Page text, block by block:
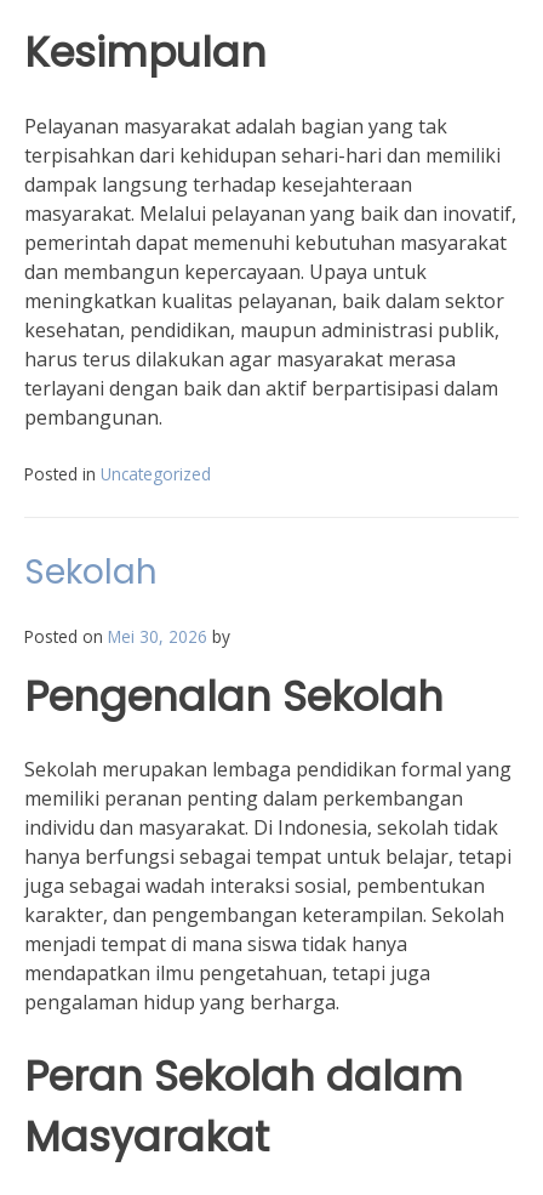
Kesimpulan
Pelayanan masyarakat adalah bagian yang tak
terpisahkan dari kehidupan sehari-hari dan memiliki
dampak langsung terhadap kesejahteraan
masyarakat. Melalui pelayanan yang baik dan inovatif,
pemerintah dapat memenuhi kebutuhan masyarakat
dan membangun kepercayaan. Upaya untuk
meningkatkan kualitas pelayanan, baik dalam sektor
kesehatan, pendidikan, maupun administrasi publik,
harus terus dilakukan agar masyarakat merasa
terlayani dengan baik dan aktif berpartisipasi dalam
pembangunan.
Posted in Uncategorized
Sekolah
Posted on Mei 30, 2026 by
Pengenalan Sekolah
Sekolah merupakan lembaga pendidikan formal yang
memiliki peranan penting dalam perkembangan
individu dan masyarakat. Di Indonesia, sekolah tidak
hanya berfungsi sebagai tempat untuk belajar, tetapi
juga sebagai wadah interaksi sosial, pembentukan
karakter, dan pengembangan keterampilan. Sekolah
menjadi tempat di mana siswa tidak hanya
mendapatkan ilmu pengetahuan, tetapi juga
pengalaman hidup yang berharga.
Peran Sekolah dalam
Masyarakat